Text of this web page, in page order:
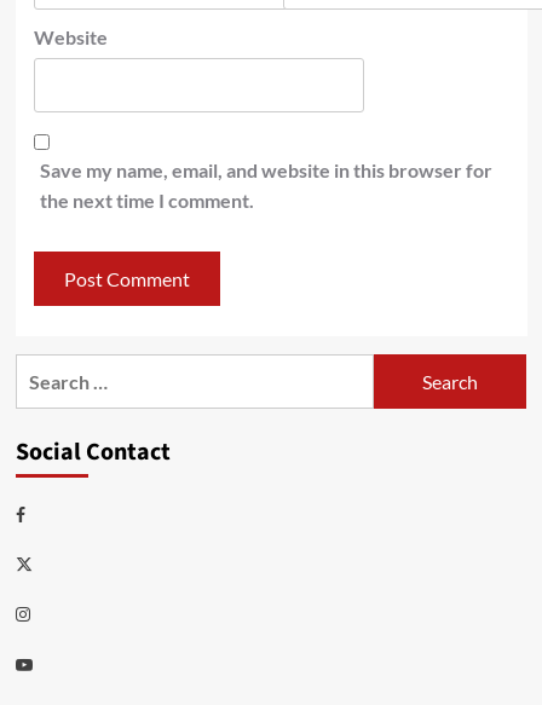
Website
Save my name, email, and website in this browser for
the next time I comment.
Social Contact
Facebook
Twitter
Instagram
Youtube